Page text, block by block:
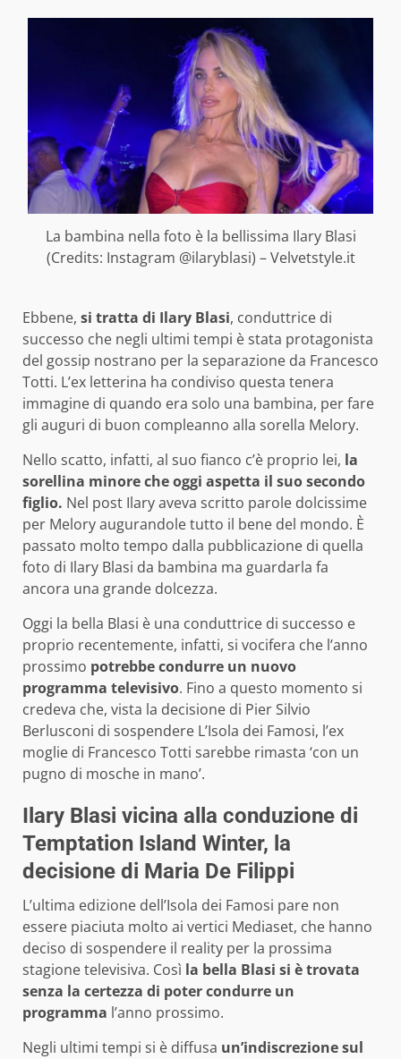
La bambina nella foto è la bellissima Ilary Blasi
(Credits: Instagram @ilaryblasi) – Velvetstyle.it
Ebbene, si tratta di Ilary Blasi, conduttrice di
successo che negli ultimi tempi è stata protagonista
del gossip nostrano per la separazione da Francesco
Totti. L’ex letterina ha condiviso questa tenera
immagine di quando era solo una bambina, per fare
gli auguri di buon compleanno alla sorella Melory.
Nello scatto, infatti, al suo fianco c’è proprio lei, la
sorellina minore che oggi aspetta il suo secondo
figlio. Nel post Ilary aveva scritto parole dolcissime
per Melory augurandole tutto il bene del mondo. È
passato molto tempo dalla pubblicazione di quella
foto di Ilary Blasi da bambina ma guardarla fa
ancora una grande dolcezza.
Oggi la bella Blasi è una conduttrice di successo e
proprio recentemente, infatti, si vocifera che l’anno
prossimo potrebbe condurre un nuovo
programma televisivo. Fino a questo momento si
credeva che, vista la decisione di Pier Silvio
Berlusconi di sospendere L’Isola dei Famosi, l’ex
moglie di Francesco Totti sarebbe rimasta ‘con un
pugno di mosche in mano’.
Ilary Blasi vicina alla conduzione di
Temptation Island Winter, la
decisione di Maria De Filippi
L’ultima edizione dell’Isola dei Famosi pare non
essere piaciuta molto ai vertici Mediaset, che hanno
deciso di sospendere il reality per la prossima
stagione televisiva. Così la bella Blasi si è trovata
senza la certezza di poter condurre un
programma l’anno prossimo.
Negli ultimi tempi si è diffusa un’indiscrezione sul